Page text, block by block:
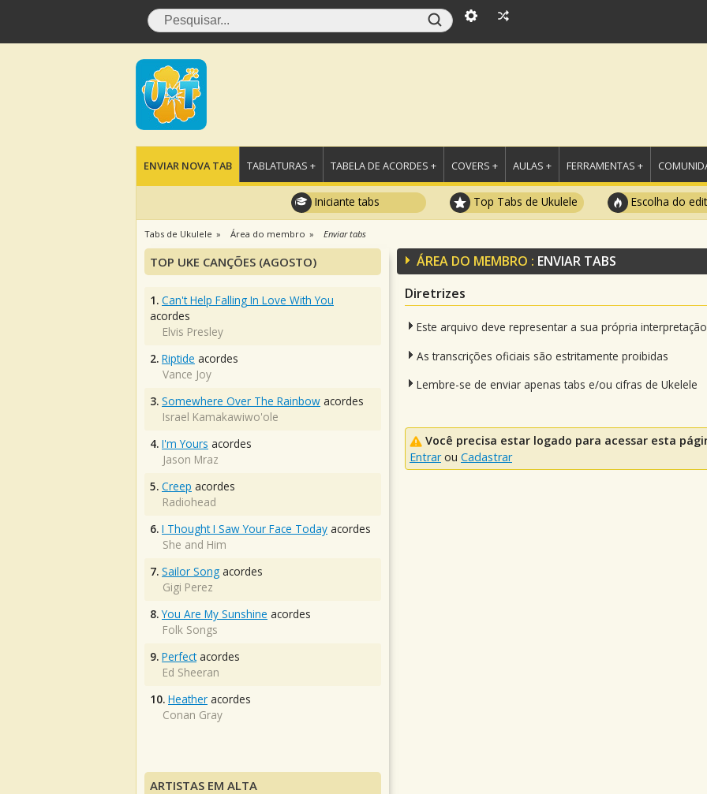
ENVIAR NOVA TAB TABLATURAS + TABELA DE ACORDES + COVERS + AULAS + FERRAMENTAS +
Iniciante tabs Top Tabs de Ukulele Escolha do
Tabs de Ukulele Área do membro Enviar tabs
ÁREA DO MEMBRO : ENVIAR TABS
Diretrizes
Este arquivo deve representar a sua própria
As transcrições oficiais são estritamente proibidas
Lembre-se de enviar apenas tabs e/ou cifras de Ukelele
Você precisa estar logado para acessar esta
Entrarou Cadastrar
TOP UKE CANÇÕES (AGOSTO)
1. Can't Help Falling In Love With You
acordes
Elvis Presley
2. Riptide acordes
Vance Joy
3. Somewhere Over The Rainbow acordes
Israel Kamakawiwo'ole
4. I'm Yours acordes
Jason Mraz
5. Creep acordes
Radiohead
6. I Thought I Saw Your Face Today acordes
She and Him
7. Sailor Song acordes
Gigi Perez
8. You Are My Sunshine acordes
Folk Songs
9. Perfectacordes
Ed Sheeran
10. Heather acordes
Conan Gray
ARTISTAS EM ALTA